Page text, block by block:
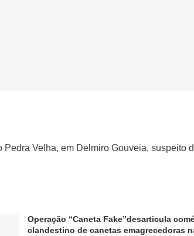
Velha, em Delmiro Gouveia, suspeito
Operação “Caneta Fake”desarticula
clandestino de canetas emagrecedoras